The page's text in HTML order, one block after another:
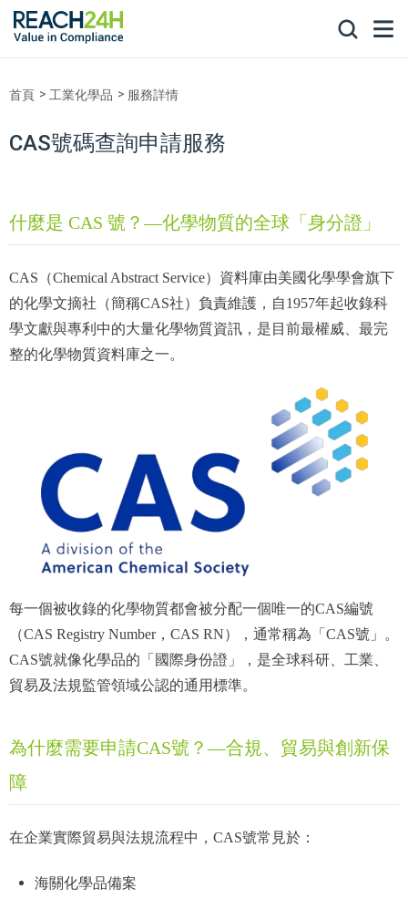
首頁 工業化學品 服務詳情
CAS號碼查詢申請服務
什麼是 CAS 號？—化學物質的全球「身分證」
CAS（Chemical Abstract Service）資料庫由美國化學學會旗下
的化學文摘社（簡稱CAS社）負責維護，自1957年起收錄科
學文獻與專利中的大量化學物質資訊，是目前最權威、最完
整的化學物質資料庫之一。
每一個被收錄的化學物質都會被分配一個唯一的CAS編號
（CAS Registry Number，CAS RN），通常稱為「CAS號」。
CAS號就像化學品的「國際身份證」，是全球科研、工業、
貿易及法規監管領域公認的通用標準。
為什麼需要申請CAS號？—合規、貿易與創新保
障
在企業實際貿易與法規流程中，CAS號常見於：
海關化學品備案